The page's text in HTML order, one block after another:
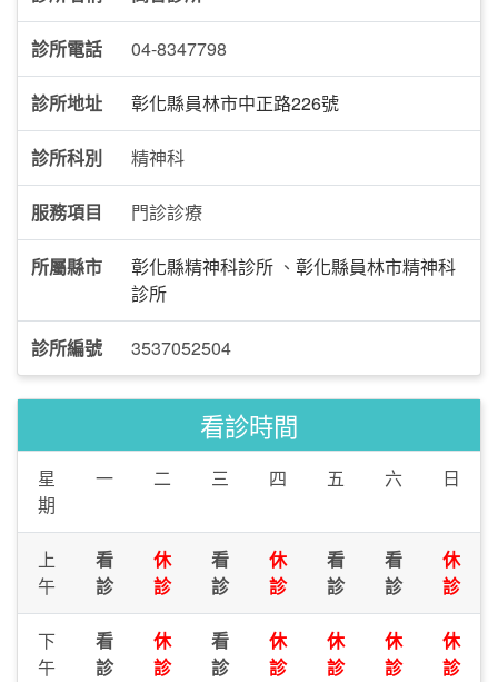
診所電話 04-8347798
診所地址 彰化縣員林市中正路226號
診所科別 精神科
服務項目 門診診療
所屬縣市 彰化縣精神科診所 、 彰化縣員林市精神科
診所
診所編號 3537052504
看診時間
星
期
一 二 三 四 五 六 日
上
午
看
診
休
診
看
診
休
診
看
診
看
診
休
診
下
午
看
診
休
診
看
診
休
診
休
診
休
診
休
診